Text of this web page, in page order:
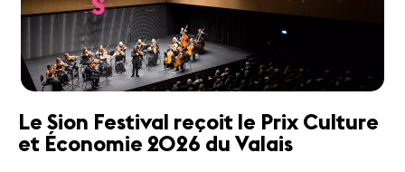
Le Sion Festival reçoit le Prix Culture
et Économie 2026 du Valais